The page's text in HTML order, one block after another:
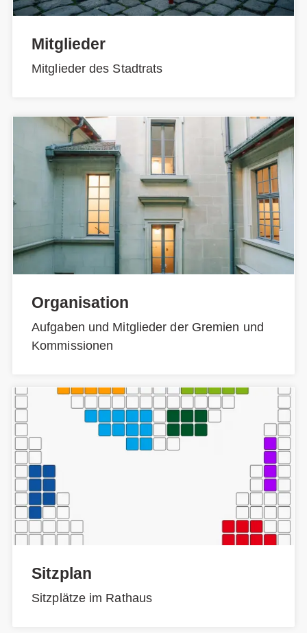
Mitglieder
Mitglieder des Stadtrats
Organisation
Aufgaben und Mitglieder der Gremien und
Kommissionen
Sitzplan
Sitzplätze im Rathaus